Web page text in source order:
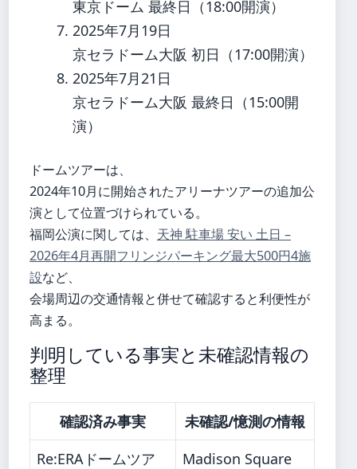
東京ドーム 最終日（18:00開演）
2025年7月19日
京セラドーム大阪 初日（17:00開演）
2025年7月21日
京セラドーム大阪 最終日（15:00開
演）
ドームツアーは、
2024年10月に開始されたアリーナツアーの追加公
演として位置づけられている。
福岡公演に関しては、 天神 駐車場 安い 土日 –
2026年4月再開フリンジパーキング最大500円4施
設など、
会場周辺の交通情報と併せて確認すると利便性が
高まる。
判明している事実と未確認情報の
整理
確認済み事実
未確認/憶測の情報
Re:ERAドームツア
Madison Square